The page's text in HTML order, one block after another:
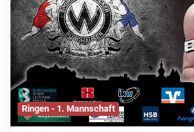
Ringen - 1. Mannschaft